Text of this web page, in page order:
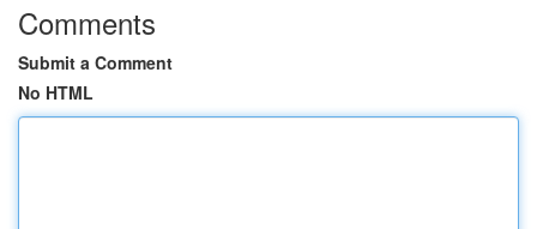
Comments
Submit a Comment
No HTML